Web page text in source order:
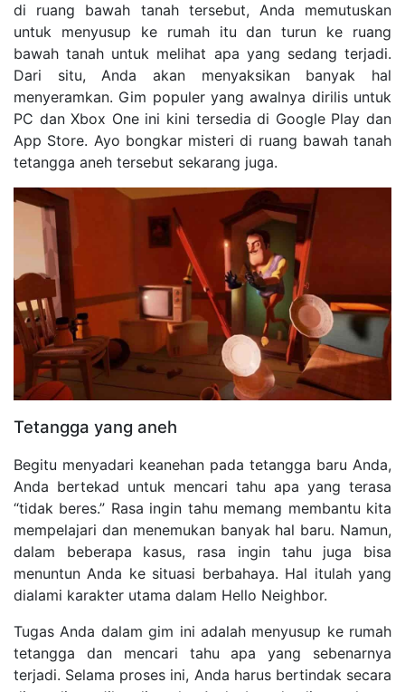
di ruang bawah tanah tersebut, Anda memutuskan
untuk menyusup ke rumah itu dan turun ke ruang
bawah tanah untuk melihat apa yang sedang terjadi.
Dari situ, Anda akan menyaksikan banyak hal
menyeramkan. Gim populer yang awalnya dirilis untuk
PC dan Xbox One ini kini tersedia di Google Play dan
App Store. Ayo bongkar misteri di ruang bawah tanah
tetangga aneh tersebut sekarang juga.
Tetangga yang aneh
Begitu menyadari keanehan pada tetangga baru Anda,
Anda bertekad untuk mencari tahu apa yang terasa
“tidak beres.” Rasa ingin tahu memang membantu kita
mempelajari dan menemukan banyak hal baru. Namun,
dalam beberapa kasus, rasa ingin tahu juga bisa
menuntun Anda ke situasi berbahaya. Hal itulah yang
dialami karakter utama dalam Hello Neighbor.
Tugas Anda dalam gim ini adalah menyusup ke rumah
tetangga dan mencari tahu apa yang sebenarnya
terjadi. Selama proses ini, Anda harus bertindak secara